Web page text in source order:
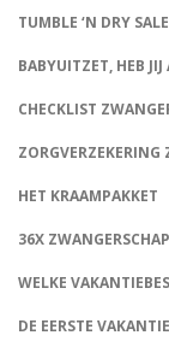
TUMBLE ‘N DRY
BABYUITZET, HEB JIJ
CHECKLIST
ZORGVERZEKERING
HET KRAAMPAKKET
36X
WELKE
DE EERSTE